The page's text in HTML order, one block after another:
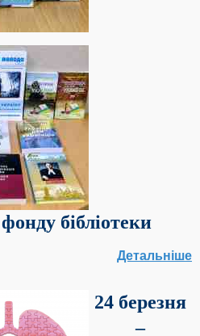
бібліотеки
Детальніше
24 березня
–